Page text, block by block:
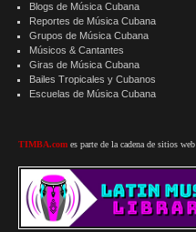
Blogs de Música Cubana
Reportes de Música Cubana
Grupos de Música Cubana
Músicos & Cantantes
Giras de Música Cubana
Bailes Tropicales y Cubanos
Escuelas de Música Cubana
TIMBA.com es parte de la cadena de sitios web